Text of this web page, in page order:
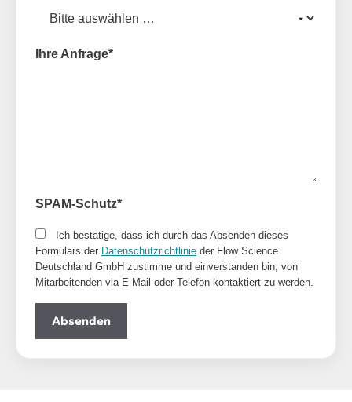
Ihre Anfrage*
SPAM-Schutz*
Ich bestätige, dass ich durch das Absenden dieses
Formulars der Datenschutzrichtlinie der Flow Science
Deutschland GmbH zustimme und einverstanden bin, von
Mitarbeitenden via E-Mail oder Telefon kontaktiert zu werden.
Absenden